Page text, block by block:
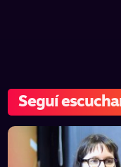
Seguí